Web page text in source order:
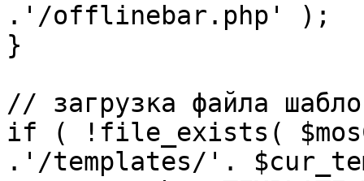
.'/offlinebar.php' );
}
// загрузка файла
if ( !file_exists(
.'/templates/'.